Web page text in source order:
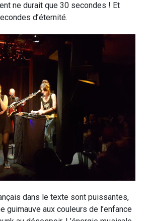
ne durait que 30 secondes ! Et
d’éternité.
dans le texte sont puissantes,
guimauve aux couleurs de l’enfance